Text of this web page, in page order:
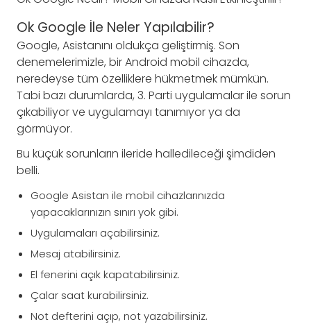
Ok Google İle Neler Yapılabilir?
Google, Asistanını oldukça geliştirmiş. Son
denemelerimizle, bir Android mobil cihazda,
neredeyse tüm özelliklere hükmetmek mümkün.
Tabi bazı durumlarda, 3. Parti uygulamalar ile sorun
çıkabiliyor ve uygulamayı tanımıyor ya da
görmüyor.
Bu küçük sorunların ileride halledileceği şimdiden
belli.
Google Asistan ile mobil cihazlarınızda
yapacaklarınızın sınırı yok gibi.
Uygulamaları açabilirsiniz.
Mesaj atabilirsiniz.
El fenerini açık kapatabilirsiniz.
Çalar saat kurabilirsiniz.
Not defterini açıp, not yazabilirsiniz.